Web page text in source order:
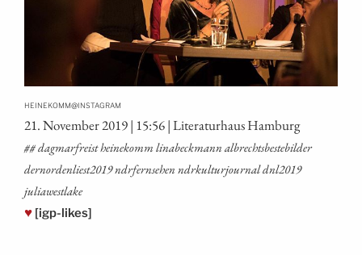
HEINEKOMM@INSTAGRAM
21. Novem­ber 2019 | 15:56 | Lite­ra­tur­haus Hamburg
## dag­mar­freist hei­ne­komm lina­beck­mann albrechts­be­stebil­der
dernordenliest2019 ndrfern­se­hen ndrkul­tur­jour­nal dnl2019
juliawestlake
♥ [igp-likes]